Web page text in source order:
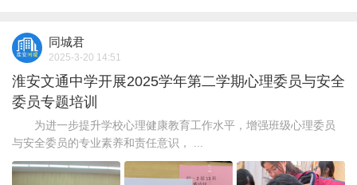
同城君
2025-3-20 14:51
淮安文通中学开展2025学年第二学期心理委员与安全
委员专题培训
为进一步提升学校心理健康教育工作水平，增强班级心理委员
与安全委员的专业素养和责任意识， ...